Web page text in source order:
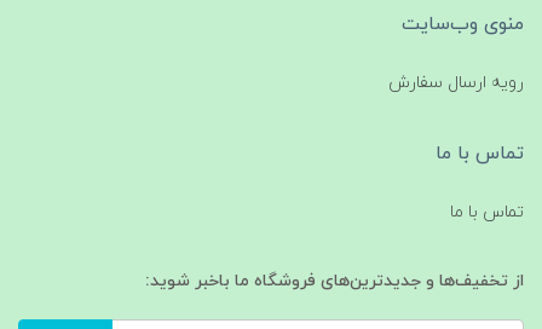
منوی وب‌سایت
رویه ارسال سفارش
تماس با ما
تماس با ما
از تخفیف‌ها و جدیدترین‌های فروشگاه ما باخبر شوید: